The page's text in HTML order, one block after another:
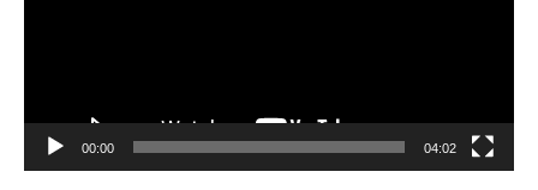
00:00 04:02